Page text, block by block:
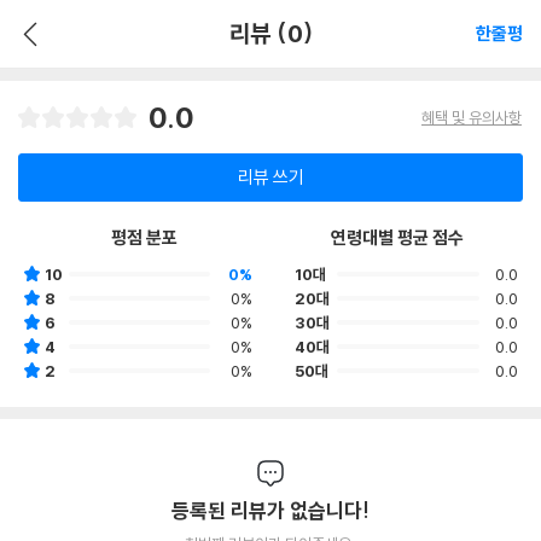
리뷰 (0) 한줄평
0.0 혜택 및 유의사항
리뷰 쓰기
평점 분포
10
0%
8
0%
6
0%
4
0%
2
0%
연령대별 평균 점수
10대
0.0
20대
0.0
30대
0.0
40대
0.0
50대
0.0
등록된 리뷰가 없습니다!